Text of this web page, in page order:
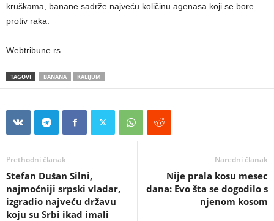
kruškama, banane sadrže najveću količinu agenasa koji se bore
protiv raka.
Webtribune.rs
TAGOVI BANANA KALIJUM
Prethodni članak
Stefan Dušan Silni,
najmoćniji srpski vladar,
izgradio najveću državu
koju su Srbi ikad imali
Naredni članak
Nije prala kosu mesec
dana: Evo šta se dogodilo s
njenom kosom